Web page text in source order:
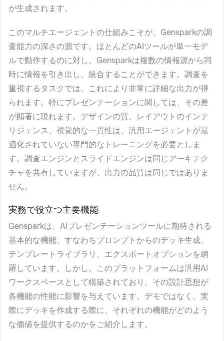
が生成されます。
このマルチエージェントの仕組みこそが、Gensparkの調
査能力の深さの源です。ほとんどのAIツールが単一モデ
ルで動作するのに対し、Gensparkは複数の情報源から同
時に情報を引き出し、統合することができます。調査を
重視するタスクでは、これにより非常に詳細な出力が得
られます。特にプレゼンテーションに関しては、その差
が顕著に現れます。デザインの質、レイアウトのインテ
リジェンス、視覚的な一貫性は、汎用エージェントが最
適化されていない専門的なトレーニングを必要としま
す。調査エンジンとスライドエンジンは同じアーキテク
チャを共有していますが、出力の品質は同じではありま
せん。
実務で役立つ主要機能
Gensparkは、AIプレゼンテーションツールに期待される
基本的な機能、すなわちプロンプトからのデッキ生成、
テンプレートライブラリ、エクスポートオプションを網
羅しています。しかし、このプラットフォームは汎用AI
ワークスペースとして構築されており、その設計思想が
各機能の性能に影響を与えています。デモではなく、実
際にデッキを作成する際に、それぞれの機能がどのよう
な価値を提供するのかをご紹介します。